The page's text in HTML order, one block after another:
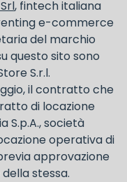
, fintech italiana
e-commerce
del marchio
questo sito sono
S.r.l.
il contratto che
di locazione
S.p.A., società
operativa di
approvazione
stessa.